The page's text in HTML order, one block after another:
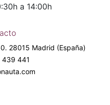
a 14:00h
28015 Madrid (España)
439 441